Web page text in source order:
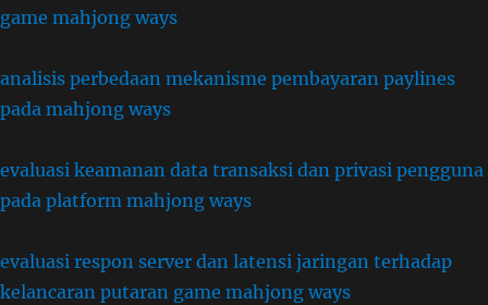
game mahjong ways
analisis perbedaan mekanisme pembayaran paylines
pada mahjong ways
evaluasi keamanan data transaksi dan privasi pengguna
pada platform mahjong ways
evaluasi respon server dan latensi jaringan terhadap
kelancaran putaran game mahjong ways